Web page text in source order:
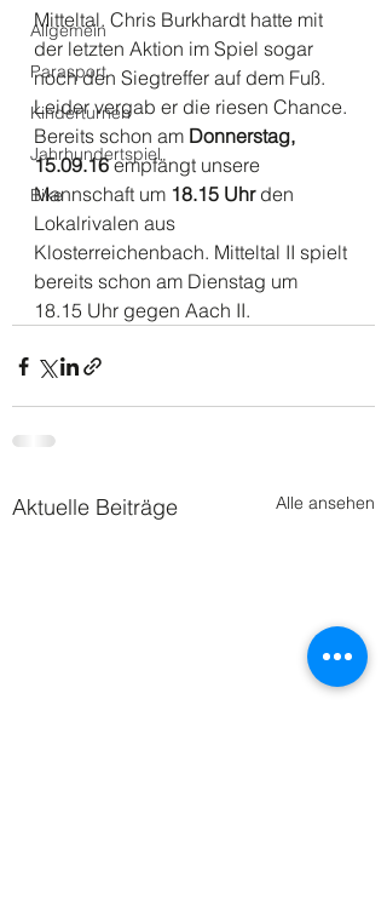
Allgemein
Parasport
Kinderturnen
Jahrhundertspiel
Bike
Mitteltal. Chris Burkhardt hatte mit
der letzten Aktion im Spiel sogar
noch den Siegtreffer auf dem Fuß.
Leider vergab er die riesen Chance.
Bereits schon am Donnerstag,
15.09.16 empfängt unsere
Mannschaft um 18.15 Uhr den
Lokalrivalen aus
Klosterreichenbach. Mitteltal II spielt
bereits schon am Dienstag um
18.15 Uhr gegen Aach II.
Aktuelle Beiträge Alle ansehen